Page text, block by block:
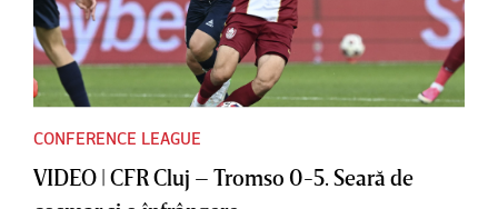
CONFERENCE LEAGUE
VIDEO | CFR Cluj – Tromso 0-5. Seară de